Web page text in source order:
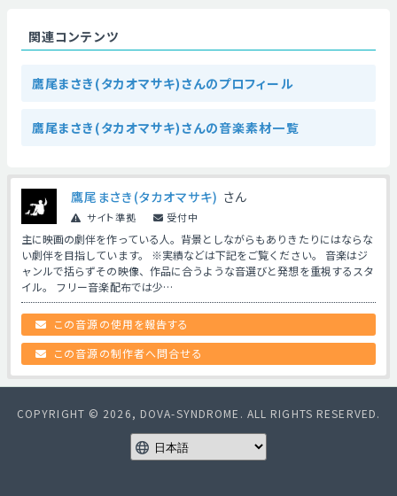
関連コンテンツ
鷹尾まさき(タカオマサキ)さんのプロフィール
鷹尾まさき(タカオマサキ)さんの音楽素材一覧
鷹尾まさき(タカオマサキ) さん
サイト準拠 受付中
主に映画の劇伴を作っている人。背景としながらもありきたりにはならな
い劇伴を目指しています。 ※実績などは下記をご覧ください。 音楽はジ
ャンルで括らずその映像、作品に合うような音選びと発想を重視するスタ
イル。 フリー音楽配布では少…
この音源の使用を報告する
この音源の制作者へ問合せる
COPYRIGHT © 2026, DOVA-SYNDROME. ALL RIGHTS RESERVED.